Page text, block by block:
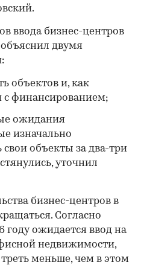
ввода бизнес-центров
двумя
объектов и, как
с финансированием;
ожидания
изначально
свои объекты за два-три
уточнил
бизнес-центров в
Согласно
году ожидается ввод на
недвижимости,
меньше, чем в этом